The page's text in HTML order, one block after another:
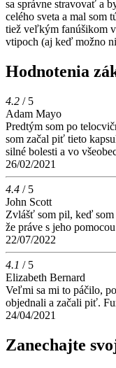
sa správne stravovať a
celého sveta a mal som
tiež veľkým fanúšikom
vtipoch (aj keď možno
Hodnotenia
4.2 / 5
Adam Mayo
Predtým som po
som začal piť tieto
silné bolesti a vo
26/02/2021
4.4 / 5
John Scott
Zvlášť som pil, keď
že práve s jeho
22/07/2022
4.1 / 5
Elizabeth Bernard
Veľmi sa mi to páčilo,
objednali a začali piť.
24/04/2021
Zanechajte